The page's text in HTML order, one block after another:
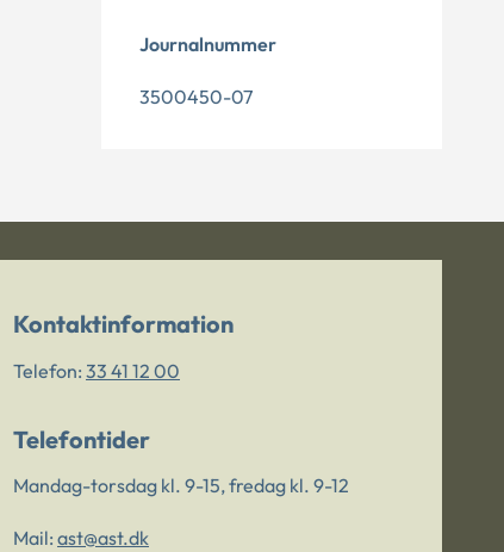
Journalnummer
3500450-07
Kontaktinformation
Telefon: 33 41 12 00
Telefontider
Mandag-torsdag kl. 9-15, fredag kl. 9-12
Mail: ast@ast.dk